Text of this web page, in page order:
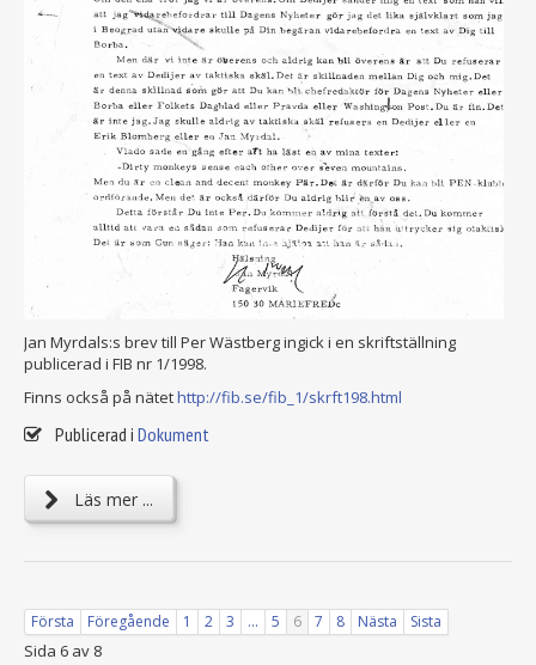
Jan Myrdals:s brev till Per Wästberg ingick i en skriftställning
publicerad i FIB nr 1/1998.
Finns också på nätethttp://fib.se/fib_1/skrft198.html
Publicerad i Dokument
Läs mer ...
Första Föregående 1 2 3 ... 5 6 7 8 Nästa Sista
Sida 6 av 8